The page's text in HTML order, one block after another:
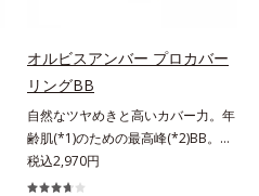
は負担に感じる日におすすめです。
オルビスアンバー プロカバー
リングBB
自然なツヤめきと高いカバー力。年
齢肌(*1)のための最高峰(*2)BB。年
齢肌(*1)のための最高峰(*2)BBクリ
ームです。肌のアラを光でふわりと
税込2,970円